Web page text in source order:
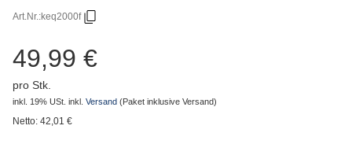
Art.Nr.:keq2000f
49,99 €
pro Stk.
inkl. 19% USt. inkl. Versand (Paket inklusive Versand)
Netto: 42,01 €